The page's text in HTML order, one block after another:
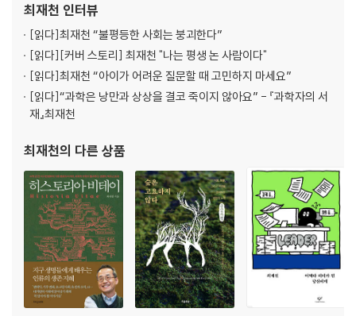
통제되었다. 전례 없는 혼란 속에 혐오나 사재기 같은 사회 문제가 대두되
었고, 얼마 지나지 않아 기록적인 실업률이 장기간 이어질 후유증을 예고
했다. 의료 위기가 정치, 경제 위기로 확산되었다. 사람들은 지금껏 인류가
었고, 코로나19 이후 도래할 새로운 질서에 대한 궁금증과 바람이 커져갔
한민족의 고토, 간도로 이동│의병가.독립군가로 사기를 북돋우다│연해주
로 이동, 안중
근을 만나다│‘13도의군’과 ‘성명회’에 참여하다 | 권업회 회장단에 선출돼
항일 지도│
봉밀산에서 둔전병으로 장기전 대비
러시아혁명기 노령 왕래하며 무기 구입│대한국민의회 참여, 군무부 활동
창건, 본격 항일전│항일 연합군 이끌고 국내진공작전 벌이다
6장 봉오동전투의 영웅
3.1운동 계기로 독립군 부대 연합전선│봉오동으로 일본군 유인 섬멸│적
군 500여 명
살상한 대첩│독립군의 영웅으로 부상하다
드 대학교 전임강사를 거쳐 미시건 대학교 교수로 재직했다
최재천 인터뷰
[읽다]최재천 “불평등한 사회는 붕괴한다”
[읽다][커버 스토리] 최재천 "나는 평생 논 사람이다"
[읽다]최재천 “아이가 어려운 질문할 때 고민하지 마세요”
[읽다]“과학은 낭만과 상상을 결코 죽이지 않아요” - 『과학자의 서
재』최재천
최재천의 다른 상품